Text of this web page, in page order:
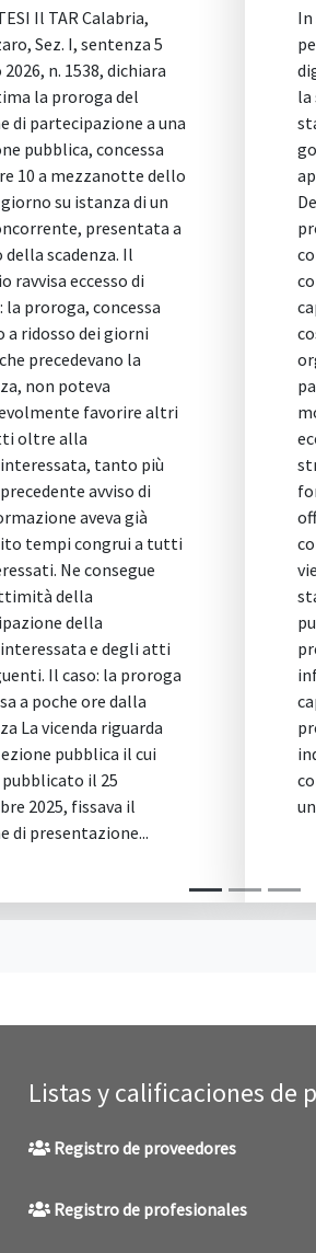
In sintesi L’atto organizzativo
per la gestione informativa
digitale è il documento con cui
la stazione appaltante
stabilisce come intende
governare il BIM prima ancora
applicarlo a una singola gara.
Definisce ruoli, responsabilità,
procedure, strumenti,
competenze e modalità di
controllo. Non sostituisce il
capitolato informativo: ne
costituisce il presupposto
organizzativo. Senza questo
passaggio, il rischio è chiedere
modelli e dati agli operatori
economici senza avere una
struttura interna capace di
formulare i requisiti, valutare le
offerte e controllare le
consegne. 1. Prima della gara
viene l’organizzazione Una
stazione appaltante deve
pubblicare una procedura che
prevede l’uso della gestione
informativa digitale. Il
capitolato informativo è quasi
pronto, la piattaforma è stata
individuata e nel disciplinare
compare la richiesta di
un’offerta di gestio...
Listas y calificaciones de
Registro de proveedores
Registro de profesionales